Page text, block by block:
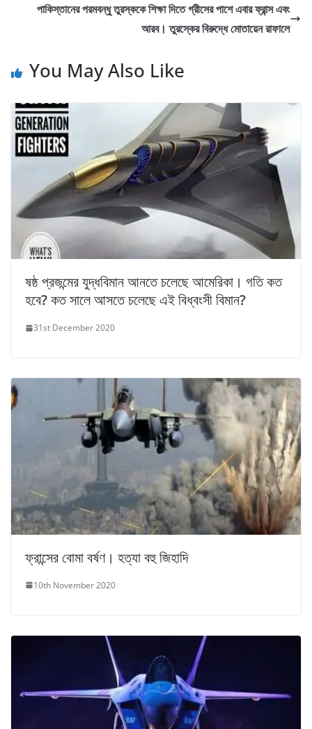
পাকিস্তানের পরমবন্ধু তুরস্ককে শিক্ষা দিতে গ্রীসের পাশে এবার ফ্রান্স এবং
আরব। তুরস্কের বিরুদ্ধে মোতায়েন রাফালে
You May Also Like
ষষ্ঠ প্রজন্মের যুদ্ধবিমান আনতে চলেছে আমেরিকা। গতি কত
হবে? কত সালে আসতে চলেছে এই বিধ্বংসী বিমান?
31st December 2020
ফ্রান্সের বোমা বর্ষণ। হত্যা বহু জিহাদি
10th November 2020